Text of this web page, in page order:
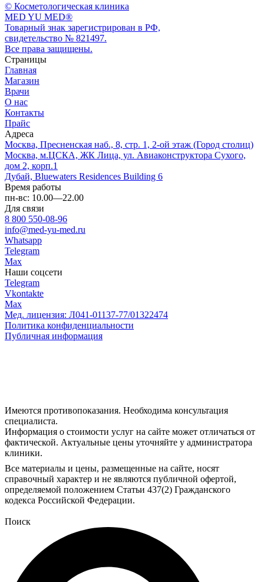
© Косметологическая клиника
MED YU MED®
Товарный знак зарегистрирован в РФ,
свидетельство № 821497.
Все права защищены.
Страницы
Главная
Магазин
Врачи
О нас
Контакты
Прайс
Адреса
Москва, Пресненская наб., 8, стр. 1, 2-ой этаж (Город столиц)
Москва, м.ЦСКА, ЖК Лица, ул. Авиаконструктора Сухого,
дом 2, корп.1
Дубай, Bluewaters Residences Building 6
Время работы
пн-вс: 10.00—22.00
Для связи
8 800 550-08-96
info@med-yu-med.ru
Whatsapp
Telegram
Max
Наши соцсети
Telegram
Vkontakte
Max
Мед. лицензия: Л041-01137-77/01322474
Политика конфиденциальности
Публичная информация
Все материалы и цены, размещенные на сайте, носят
справочный характер и не являются публичной офертой,
определяемой положением Статьи 437(2) Гражданского
кодекса Российской Федерации.
Поиск